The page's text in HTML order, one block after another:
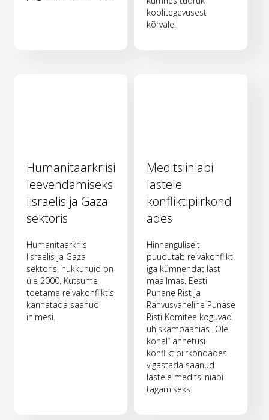
koolitegevusest
kõrvale.
Humanitaarkriisi
leevendamiseks
Iisraelis ja Gaza
sektoris
Humanitaarkriis
Iisraelis ja Gaza
sektoris, hukkunuid on
üle 2000. Kutsume
toetama relvakonfliktis
kannatada saanud
inimesi.
Meditsiiniabi
lastele
konfliktipiirkond
ades
Hinnanguliselt
puudutab relvakonflikt
iga kümnendat last
maailmas. Eesti
Punane Rist ja
Rahvusvaheline Punase
Risti Komitee koguvad
ühiskampaanias „Ole
kohal“ annetusi
konfliktipiirkondades
vigastada saanud
lastele meditsiiniabi
tagamiseks.